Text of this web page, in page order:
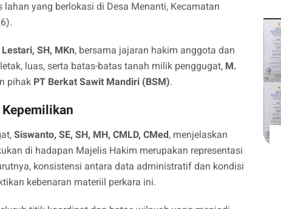
yang berlokasi di Desa Menanti, Kecamatan
SH, MKn, bersama jajaran hakim anggota dan
luas, serta batas-batas tanah milik penggugat, M.
pihak PT Berkat Sawit Mandiri (BSM).
Siswanto, SE, SH, MH, CMLD, CMed, menjelaskan
di hadapan Majelis Hakim merupakan representasi
konsistensi antara data administratif dan kondisi
kebenaran materiil perkara ini.